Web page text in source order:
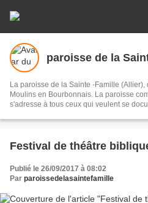
paroisse de la
La paroisse de la Sainte -Famille
Moulins en Bourbonnais. La paroisse
s'adresse à tous ceux qui veulent se
se former et s'informer, s'ouvrir sur le
Festival de théâtre
Publié le 26/09/2017 à 08:02
Par paroissedelasaintefamille